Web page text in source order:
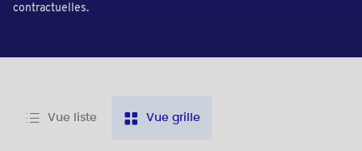
contractuelles.
Vue liste Vue grille